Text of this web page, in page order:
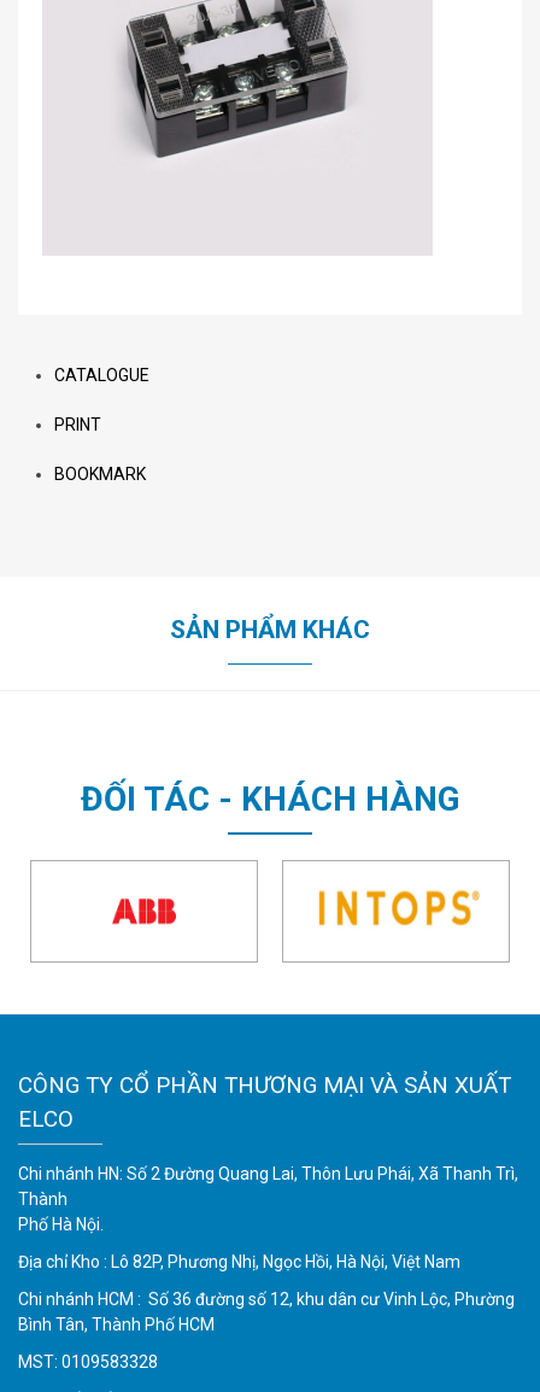
CATALOGUE
PRINT
BOOKMARK
SẢN PHẨM KHÁC
ĐỐI TÁC - KHÁCH HÀNG
CÔNG TY CỔ PHẦN THƯƠNG MẠI VÀ SẢN XUẤT
ELCO
Chi nhánh HN: Số 2 Đường Quang Lai, Thôn Lưu Phái, Xã Thanh Trì,
Thành
Phố Hà Nội.
Địa chỉ Kho : Lô 82P, Phương Nhị, Ngọc Hồi, Hà Nội, Việt Nam
Chi nhánh HCM : Số 36 đường số 12, khu dân cư Vinh Lộc, Phường
Bình Tân, Thành Phố HCM
MST: 0109583328